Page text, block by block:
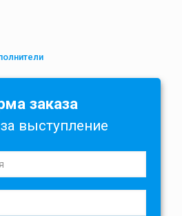
заказа
выступление